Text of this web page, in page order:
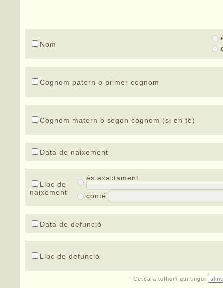
Nom
Cognom patern o primer cognom
Cognom matern o segon cognom (si en té)
Data de naixement
Lloc de
naixement
és exactament
conté
Data de defunció
Lloc de defunció
Cerca a tothom qui tingui